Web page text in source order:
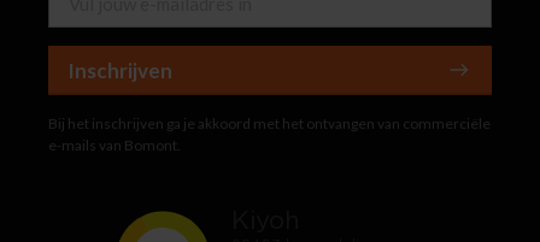
Inschrijven
Bij het inschrijven ga je akkoord met het ontvangen van commerciële
e-mails van Bomont.